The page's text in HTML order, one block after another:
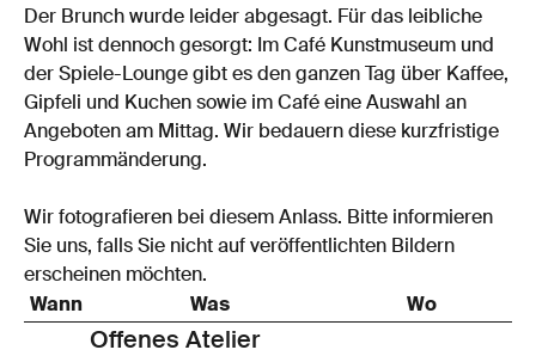
Der Brunch wurde leider abgesagt. Für das leibliche
Wohl ist dennoch gesorgt: Im Café Kunstmuseum und
der Spiele-Lounge gibt es den ganzen Tag über Kaffee,
Gipfeli und Kuchen sowie im Café eine Auswahl an
Angeboten am Mittag. Wir bedauern diese kurzfristige
Programmänderung.
Wir fotografieren bei diesem Anlass. Bitte informieren
Sie uns, falls Sie nicht auf veröffentlichten Bildern
erscheinen möchten.
Wann
Was Wo
Offenes Atelier